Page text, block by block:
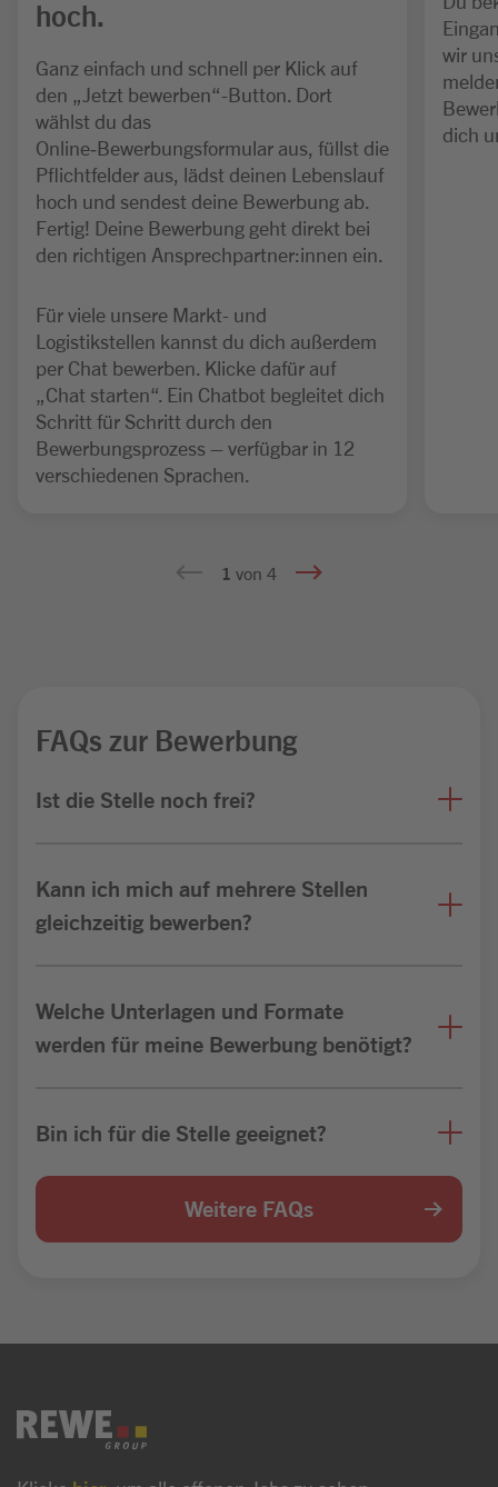
hoch.
Ganz einfach und schnell per Klick auf
den „Jetzt bewerben“-Button. Dort
wählst du das
Online‑Bewerbungsformular aus, füllst die
Pflichtfelder aus, lädst deinen Lebenslauf
hoch und sendest deine Bewerbung ab.
Fertig! Deine Bewerbung geht direkt bei
den richtigen Ansprechpartner:innen ein.
Für viele unsere Markt- und
Logistikstellen kannst du dich außerdem
per Chat bewerben. Klicke dafür auf
„Chat starten“. Ein Chatbot begleitet dich
Schritt für Schritt durch den
Bewerbungsprozess – verfügbar in 12
verschiedenen Sprachen.
wir
dich
1 von 4
FAQs zur Bewerbung
Ist die Stelle noch frei?
Kann ich mich auf mehrere Stellen
gleichzeitig bewerben?
Welche Unterlagen und Formate
werden für meine Bewerbung benötigt?
Bin ich für die Stelle geeignet?
Weitere FAQs